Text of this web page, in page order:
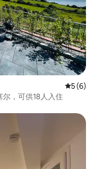
平均评分
5 (6)
，可供18人入住